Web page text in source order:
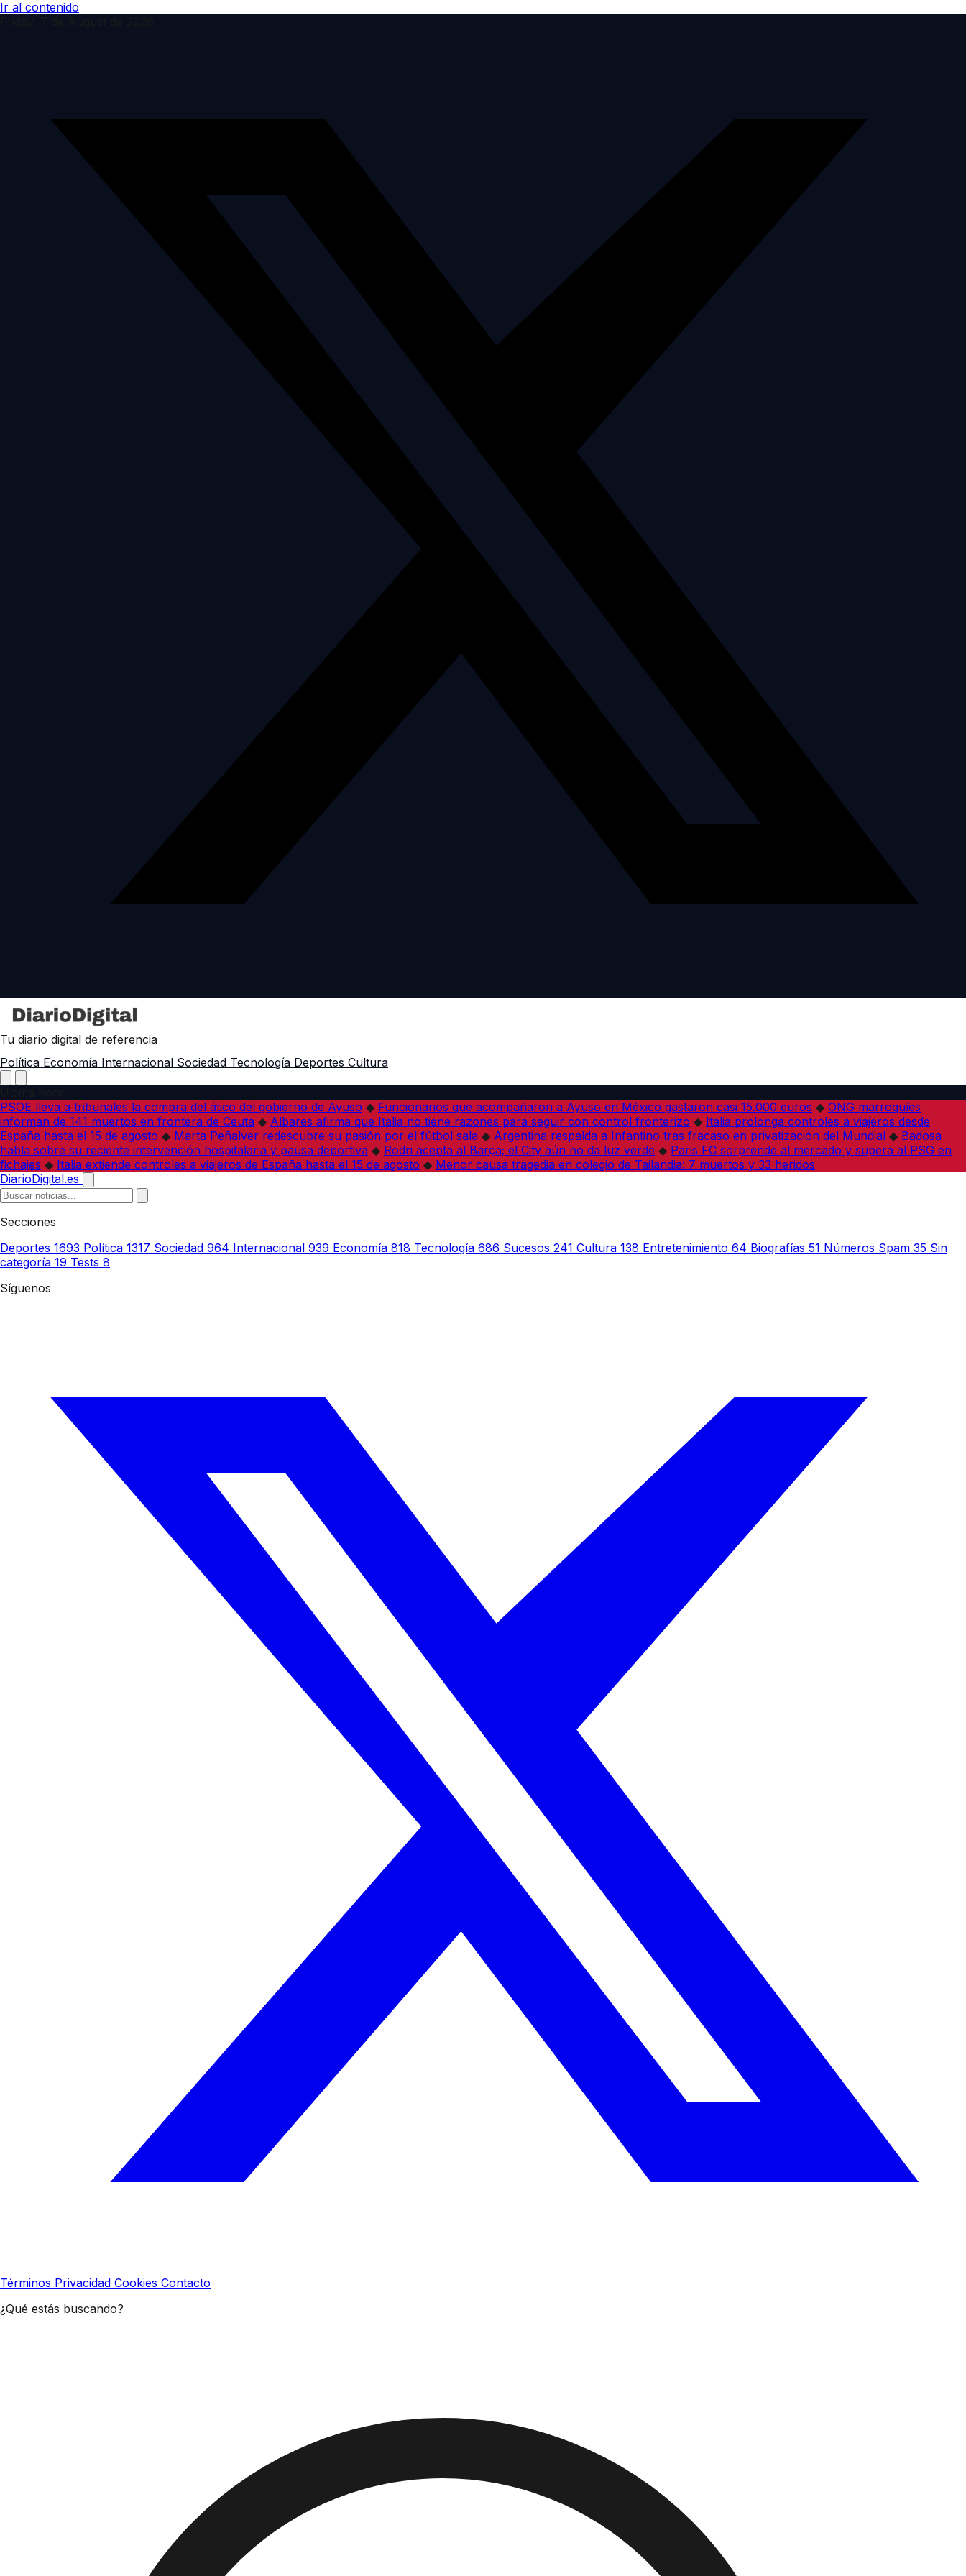
Ir al contenido
Tu diario digital de referencia
Política Economía Internacional Sociedad Tecnología Deportes Cultura
PSOE lleva a tribunales la compra del ático del gobierno de Ayuso ◆ Funcionarios que acompañaron a Ayuso en México gastaron casi 15.000 euros ◆ ONG marroquíes
informan de 141 muertos en frontera de Ceuta ◆ Albares afirma que Italia no tiene razones para seguir con control fronterizo ◆ Italia prolonga controles a viajeros desde
España hasta el 15 de agosto ◆ Marta Peñalver redescubre su pasión por el fútbol sala ◆ Argentina respalda a Infantino tras fracaso en privatización del Mundial ◆ Badosa
habla sobre su reciente intervención hospitalaria y pausa deportiva ◆ Rodri acepta al Barça; el City aún no da luz verde ◆ Paris FC sorprende al mercado y supera al PSG en
fichajes ◆ Italia extiende controles a viajeros de España hasta el 15 de agosto ◆ Menor causa tragedia en colegio de Tailandia: 7 muertos y 33 heridos
DiarioDigital.es
Secciones
Deportes 1693 Política 1317 Sociedad 964 Internacional 939 Economía 818 Tecnología 686 Sucesos 241 Cultura 138 Entretenimiento 64 Biografías 51 Números Spam 35 Sin
categoría 19 Tests 8
Síguenos
Términos Privacidad Cookies Contacto
¿Qué estás buscando?